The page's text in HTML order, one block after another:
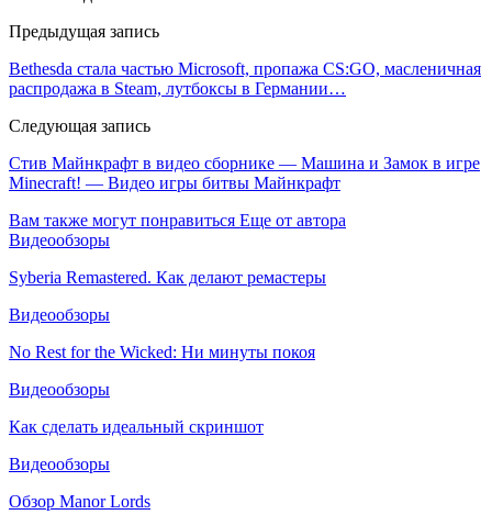
Предыдущая запись
Bethesda стала частью Microsoft, пропажа CS:GO, масленичная
распродажа в Steam, лутбоксы в Германии…
Следующая запись
Стив Майнкрафт в видео сборнике — Машина и Замок в игре
Minecraft! — Видео игры битвы Майнкрафт
Вам также могут понравиться Еще от автора
Видеообзоры
Syberia Remastered. Как делают ремастеры
Видеообзоры
No Rest for the Wicked: Ни минуты покоя
Видеообзоры
Как сделать идеальный скриншот
Видеообзоры
Обзор Manor Lords